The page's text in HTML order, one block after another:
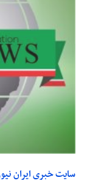
سایت خبری ایران